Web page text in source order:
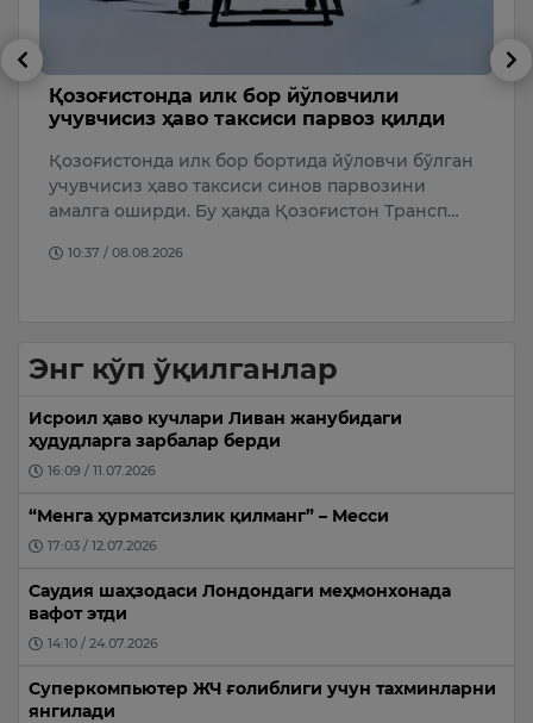
Абдуқодир Ҳусановнинг бобоси вафот
этди
Ўзбекистон миллий терма жамоаси ҳимоячиси
Абдуқодир Ҳусановнинг бобоси, “Бунёдкор” U19
жамоаси бош мураббийи Ҳикмат Ҳошимовн…
15:58 / 07.08.2026
Энг кўп ўқилганлар
Исроил ҳаво кучлари Ливан жанубидаги
ҳудудларга зарбалар берди
16:09 / 11.07.2026
“Менга ҳурматсизлик қилманг” – Месси
17:03 / 12.07.2026
Саудия шаҳзодаси Лондондаги меҳмонхонада
вафот этди
14:10 / 24.07.2026
Суперкомпьютер ЖЧ ғолиблиги учун тахминларни
янгилади